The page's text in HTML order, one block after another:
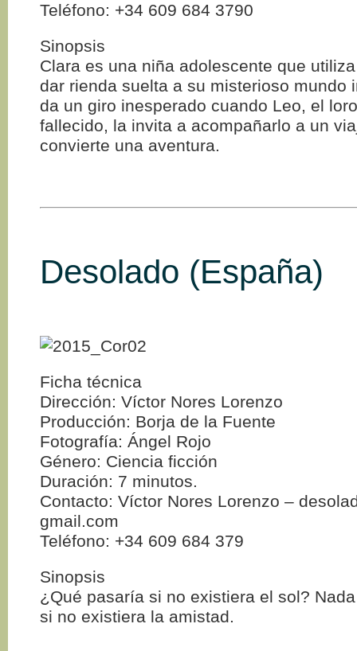
Teléfono: +34 609 684 3790
Sinopsis
Clara es una niña adolescente que
dar rienda suelta a su misterioso mundo
da un giro inesperado cuando Leo, el
fallecido, la invita a acompañarlo a un
convierte una aventura.
Desolado (España)
Ficha técnica
Dirección: Víctor Nores Lorenzo
Producción: Borja de la Fuente
Fotografía: Ángel Rojo
Género: Ciencia ficción
Duración: 7 minutos.
Contacto: Víctor Nores Lorenzo –
gmail.com
Teléfono: +34 609 684 379
Sinopsis
¿Qué pasaría si no existiera el sol?
si no existiera la amistad.